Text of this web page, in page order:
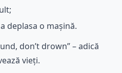
deplasa o mașină.
don’t drown” – adică
vieți.